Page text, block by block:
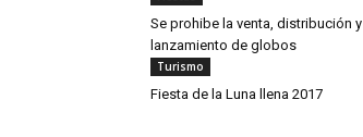
Se prohibe la venta, distribución y
lanzamiento de globos
Turismo
Fiesta de la Luna llena 2017